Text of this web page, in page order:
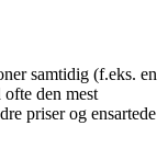
samtidig (f.eks. en
den mest
priser og ensartede